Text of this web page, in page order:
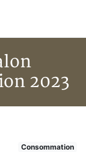
2023
Consommation